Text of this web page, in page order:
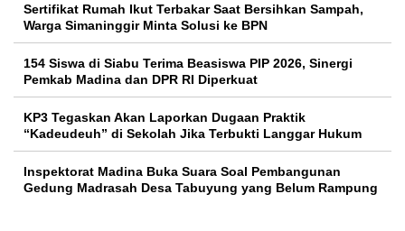
Sertifikat Rumah Ikut Terbakar Saat Bersihkan Sampah,
Warga Simaninggir Minta Solusi ke BPN
154 Siswa di Siabu Terima Beasiswa PIP 2026, Sinergi
Pemkab Madina dan DPR RI Diperkuat
KP3 Tegaskan Akan Laporkan Dugaan Praktik
“Kadeudeuh” di Sekolah Jika Terbukti Langgar Hukum
Inspektorat Madina Buka Suara Soal Pembangunan
Gedung Madrasah Desa Tabuyung yang Belum Rampung